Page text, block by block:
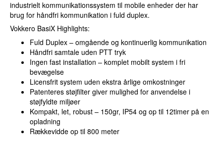
industrielt kommunikationssystem til mobile enheder der har
brug for håndfri kommunikation i fuld duplex.
Vokkero BasiX Highlights:
Fuld Duplex – omgående og kontinuerlig kommunikation
Håndfri samtale uden PTT tryk
Ingen fast installation – komplet mobilt system i fri
bevægelse
Licensfrit system uden ekstra årlige omkostninger
Patenteres støjfilter giver mulighed for anvendelse i
støjfyldte miljøer
Kompakt, let, robust – 150gr, IP54 og op til 12timer på en
opladning
Rækkevidde op til 800 meter